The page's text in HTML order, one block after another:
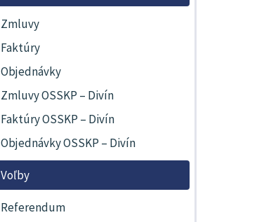
Zmluvy
Faktúry
Objednávky
Zmluvy OSSKP – Divín
Faktúry OSSKP – Divín
Objednávky OSSKP – Divín
Voľby
Referendum